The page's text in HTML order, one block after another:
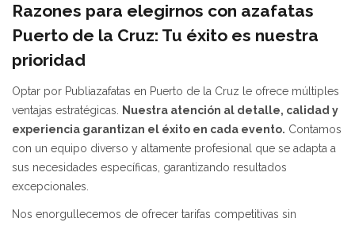
Razones para elegirnos con azafatas
Puerto de la Cruz: Tu éxito es nuestra
prioridad
Optar por Publiazafatas en Puerto de la Cruz le ofrece múltiples
ventajas estratégicas.
Nuestra atención al detalle, calidad y
experiencia garantizan el éxito en cada evento. Contamos
con un equipo diverso y altamente profesional que se adapta a
sus necesidades específicas, garantizando resultados
excepcionales.
Nos enorgullecemos de ofrecer tarifas competitivas sin